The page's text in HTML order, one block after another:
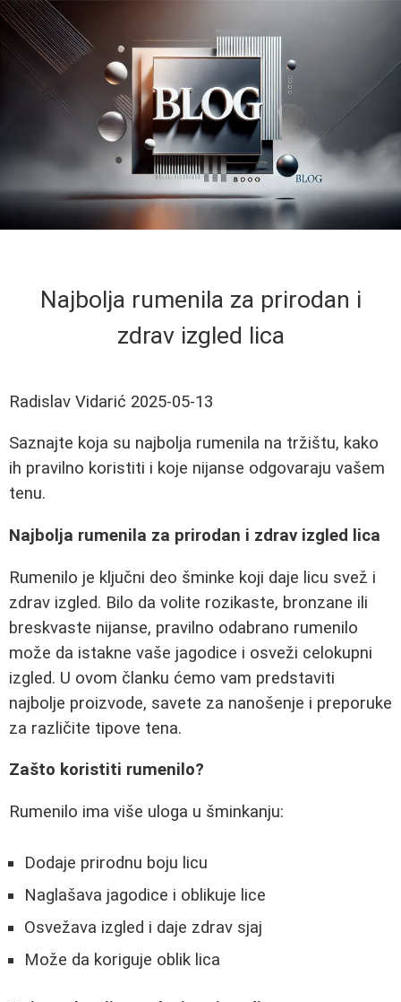
Najbolja rumenila za prirodan i
zdrav izgled lica
Radislav Vidarić 2025-05-13
Saznajte koja su najbolja rumenila na tržištu, kako
ih pravilno koristiti i koje nijanse odgovaraju vašem
tenu.
Najbolja rumenila za prirodan i zdrav izgled lica
Rumenilo je ključni deo šminke koji daje licu svež i
zdrav izgled. Bilo da volite rozikaste, bronzane ili
breskvaste nijanse, pravilno odabrano rumenilo
može da istakne vaše jagodice i osveži celokupni
izgled. U ovom članku ćemo vam predstaviti
najbolje proizvode, savete za nanošenje i preporuke
za različite tipove tena.
Zašto koristiti rumenilo?
Rumenilo ima više uloga u šminkanju:
Dodaje prirodnu boju licu
Naglašava jagodice i oblikuje lice
Osvežava izgled i daje zdrav sjaj
Može da koriguje oblik lica